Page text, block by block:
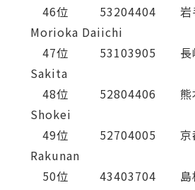
46位 53204404 岩手
Morioka Daiichi
47位 53103905 長崎
Sakita
48位 52804406 熊本
Shokei
49位 52704005 京
Rakunan
50位 43403704 島